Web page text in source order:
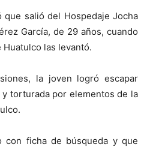
que salió del Hospedaje Jocha
García, de 29 años, cuando
las levantó.
la joven logró escapar
torturada por elementos de la
con ficha de búsqueda y que